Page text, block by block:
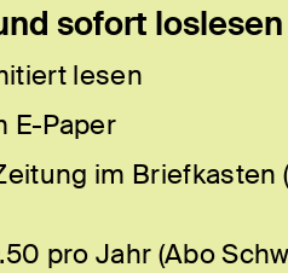
sofort loslesen
lesen
E-Paper
im Briefkasten
pro Jahr (Abo